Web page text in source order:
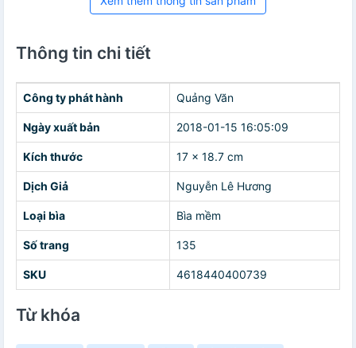
Thông tin chi tiết
Công ty phát hành Quảng Văn
Ngày xuất bản 2018-01-15 16:05:09
Kích thước 17 x 18.7 cm
Dịch Giả Nguyễn Lê Hương
Loại bìa Bìa mềm
Số trang 135
SKU 4618440400739
Từ khóa